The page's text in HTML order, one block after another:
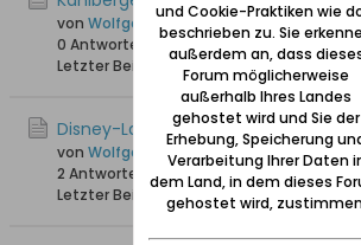
von Wolfgang
0 Antworten
14.944 Hits 0 Likes
Letzter Beitrag
09.04.2015, 13:51
Disney-Land Kahlberg / Krynica
von Wolfgang
2 Antworten
10.049 Hits 0 Likes
Letzter Beitrag
07.09.2014, 15:31
und Cookie-Praktiken wie
beschrieben zu. Sie
außerdem an, dass
Forum möglicherweise
außerhalb Ihres Landes
gehostet wird und Sie der
Erhebung, Speicherung
Verarbeitung Ihrer Daten
dem Land, in dem dieses
gehostet wird,